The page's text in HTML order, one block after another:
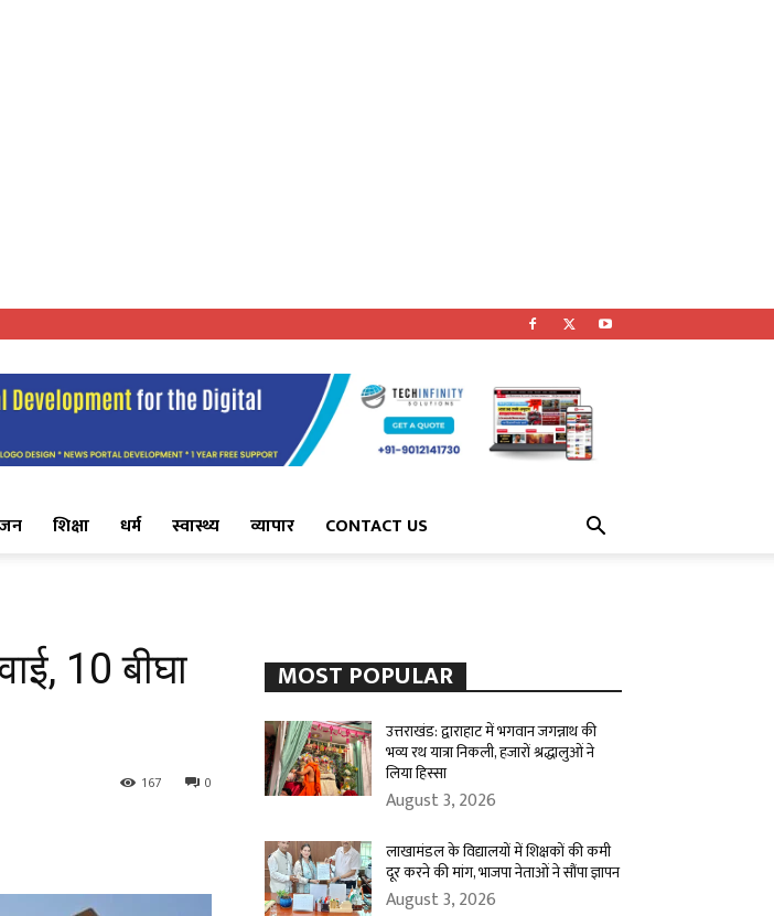
शिक्षा धर्म स्वास्थ्य व्यापार CONTACT US
10 बीघा
0
167
MOST POPULAR
उत्तराखंड: द्वाराहाट में भगवान जगन्नाथ की
भव्य रथ यात्रा निकली, हजारों श्रद्धालुओं ने
लिया हिस्सा
August 3, 2026
लाखामंडल के विद्यालयों में शिक्षकों की कमी
दूर करने की मांग, भाजपा नेताओं ने सौंपा ज्ञापन
August 3, 2026